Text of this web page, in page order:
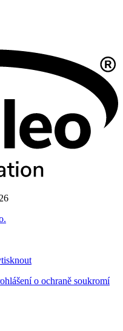
o ochraně soukromí